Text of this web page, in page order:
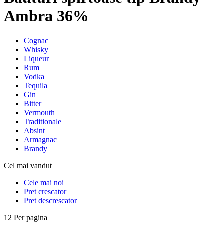
Ambra 36%
Cognac
Whisky
Liqueur
Rum
Vodka
Tequila
Gin
Bitter
Vermouth
Traditionale
Absint
Armagnac
Brandy
Cel mai vandut
Cele mai noi
Pret crescator
Pret descrescator
12 Per pagina